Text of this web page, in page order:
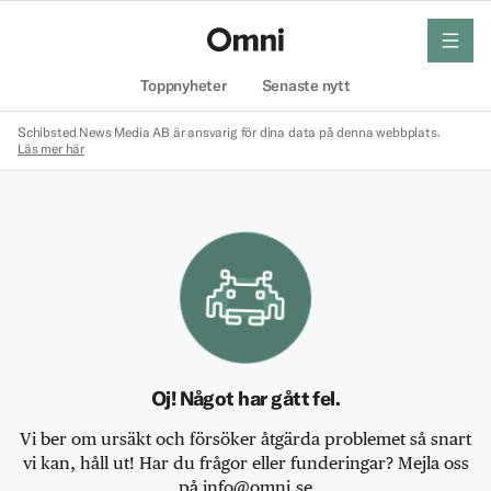
Toppnyheter Senaste nytt
meny
Schibsted News Media AB är ansvarig för dina data på denna webbplats.
Läs mer här
Oj! Något har gått fel.
Vi ber om ursäkt och försöker åtgärda problemet så snart
vi kan, håll ut! Har du frågor eller funderingar? Mejla oss